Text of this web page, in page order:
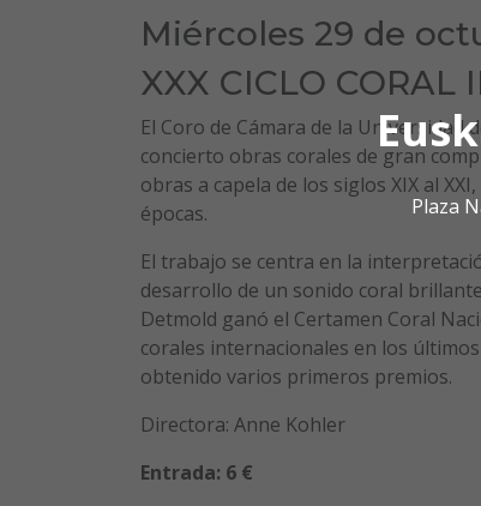
Plaza
Miércoles 29 de
XXX CICLO CORAL
El Coro de Cámara de la
concierto obras corales de gran
obras a capela de los siglos XIX al
épocas.
El trabajo se centra en la
desarrollo de un sonido coral
Detmold ganó el Certamen Coral
corales internacionales en los
obtenido varios primeros premios.
Directora: Anne Kohler
Entrada: 6 €